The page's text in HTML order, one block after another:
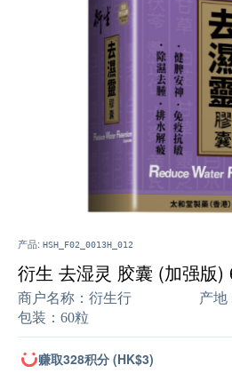
产品: HSH_F02_0013H_012
衍生 去湿灵 胶囊 (加强版)
商户名称： 衍生行 产地
包装： 60粒
赚取328积分 (HK$3)